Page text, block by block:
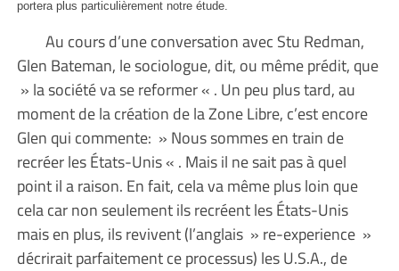
portera plus particulièrement notre étude.
Au cours d’une conversation avec Stu Redman,
Glen Bateman, le sociologue, dit, ou même prédit, que
» la société va se reformer « . Un peu plus tard, au
moment de la création de la Zone Libre, c’est encore
Glen qui commente: » Nous sommes en train de
recréer les États-Unis « . Mais il ne sait pas à quel
point il a raison. En fait, cela va même plus loin que
cela car non seulement ils recréent les États-Unis
mais en plus, ils revivent (l’anglais » re-experience »
décrirait parfaitement ce processus) les U.S.A., de